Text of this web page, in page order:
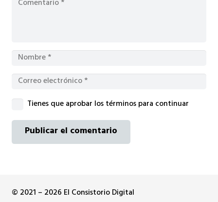
Tienes que aprobar los términos para continuar
Publicar el comentario
© 2021 – 2026 El Consistorio Digital